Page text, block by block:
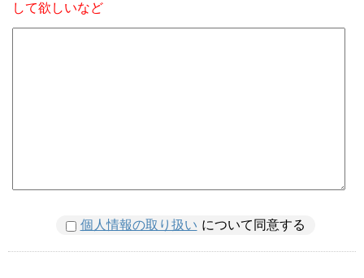
して欲しいなど
個人情報の取り扱い について同意する